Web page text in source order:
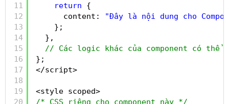
11
12
13
14
15
16
17
18
19
20
return
{
content:
"Đây là nội dung cho
};
},
// Các logic khác của component có thể
};
</script>
<style scoped>
/* CSS riêng cho component này */